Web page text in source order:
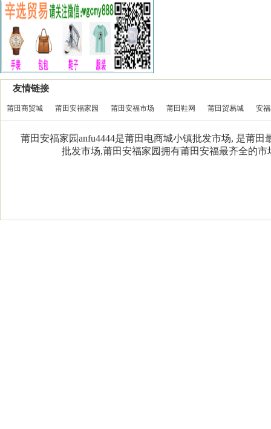
友情链接
莆田商贸城 莆田安福家园 莆田安福市场 莆田鞋网 莆田贸易城 安
莆田安福家园anfu4444是莆田电商城小镇批发市场, 是莆
批发市场,莆田安福家园拥有莆田安福最齐全的